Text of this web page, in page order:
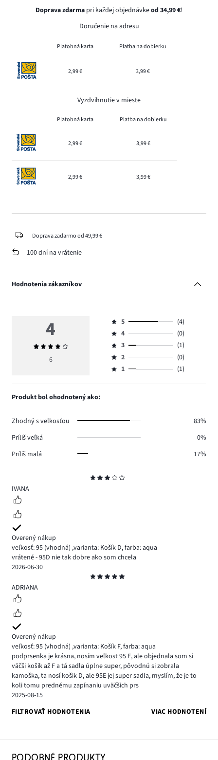
Doprava zdarma pri každej objednávkeod 34,99 €!
Doručenie na adresu
Platobná karta Platba na dobierku
2,99 € 3,99 €
Vyzdvihnutie v mieste
Platobná karta Platba na dobierku
2,99 € 3,99 €
2,99 € 3,99 €
Doprava zadarmo od 49,99 €
100 dní na vrátenie
Hodnotenia zákazníkov
3
IVANA
Overený nákup
veľkosť: 95 (vhodná) ,varianta: Košík D,farba: aqua
vrátené - 95D nie tak dobre ako som chcela
2026-06-30
5
ADRIANA
Overený nákup
veľkosť: 95 (vhodná) ,varianta: Košík F,farba: aqua
podprsenka je krásna, nosím veľkost 95 E, ale objednala som si
väčši košik až F a tá sadla úplne super, pôvodnú si zobrala
kamoška, ta nosí košik D, ale 95E jej super sadla, myslím, že je to
koli tomu prednému zapínaniu uväčšich prs
2025-08-15
FILTROVAŤ HODNOTENIA
VIAC HODNOTENÍ
4
Priemerné
hodnotenie
6
Hodnotenie
5,
počet
hlasov
4.
5
(4)
Hodnotenie
4,
počet
hlasov
4
(0)
Hodnotenie
3,
počet
3
(1)
Hodnotenie
2,
2
(0)
Hodnotenie
1,
1 (1)
Produkt bol ohodnotený ako:
Zhodný s veľkosťou
83%
Príliš veľká
0%
Príliš malá
17%